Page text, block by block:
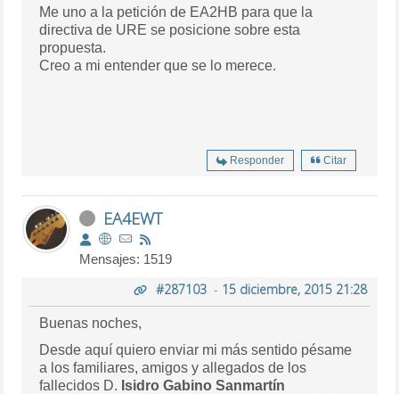
Me uno a la petición de EA2HB para que la
directiva de URE se posicione sobre esta
propuesta.
Creo a mi entender que se lo merece.
Responder Citar
EA4EWT
Mensajes: 1519
#287103- 15 diciembre, 2015 21:28
Buenas noches,
Desde aquí quiero enviar mi más sentido pésame
a los familiares, amigos y allegados de los
fallecidos D. Isidro Gabino Sanmartín